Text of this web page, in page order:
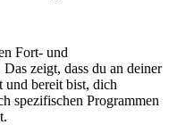
Fort- und
zeigt, dass du an deiner
bereit bist, dich
spezifischen Programmen